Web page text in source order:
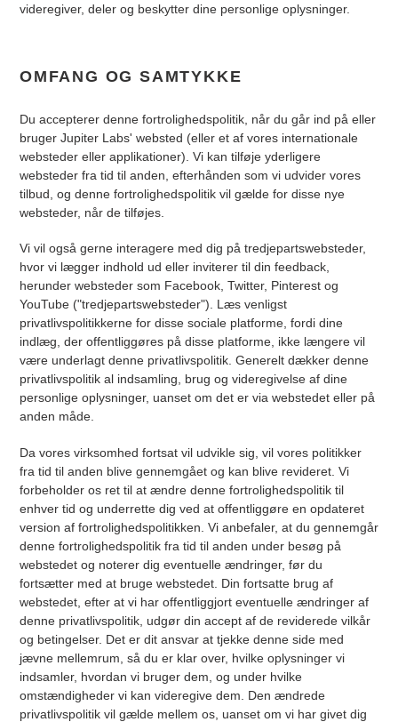
videregiver, deler og beskytter dine personlige oplysninger.
OMFANG OG SAMTYKKE
Du accepterer denne fortrolighedspolitik, når du går ind på eller
bruger Jupiter Labs' websted (eller et af vores internationale
websteder eller applikationer). Vi kan tilføje yderligere
websteder fra tid til anden, efterhånden som vi udvider vores
tilbud, og denne fortrolighedspolitik vil gælde for disse nye
websteder, når de tilføjes.
Vi vil også gerne interagere med dig på tredjepartswebsteder,
hvor vi lægger indhold ud eller inviterer til din feedback,
herunder websteder som Facebook, Twitter, Pinterest og
YouTube ("tredjepartswebsteder"). Læs venligst
privatlivspolitikkerne for disse sociale platforme, fordi dine
indlæg, der offentliggøres på disse platforme, ikke længere vil
være underlagt denne privatlivspolitik. Generelt dækker denne
privatlivspolitik al indsamling, brug og videregivelse af dine
personlige oplysninger, uanset om det er via webstedet eller på
anden måde.
Da vores virksomhed fortsat vil udvikle sig, vil vores politikker
fra tid til anden blive gennemgået og kan blive revideret. Vi
forbeholder os ret til at ændre denne fortrolighedspolitik til
enhver tid og underrette dig ved at offentliggøre en opdateret
version af fortrolighedspolitikken. Vi anbefaler, at du gennemgår
denne fortrolighedspolitik fra tid til anden under besøg på
webstedet og noterer dig eventuelle ændringer, før du
fortsætter med at bruge webstedet. Din fortsatte brug af
webstedet, efter at vi har offentliggjort eventuelle ændringer af
denne privatlivspolitik, udgør din accept af de reviderede vilkår
og betingelser. Det er dit ansvar at tjekke denne side med
jævne mellemrum, så du er klar over, hvilke oplysninger vi
indsamler, hvordan vi bruger dem, og under hvilke
omstændigheder vi kan videregive dem. Den ændrede
privatlivspolitik vil gælde mellem os, uanset om vi har givet dig